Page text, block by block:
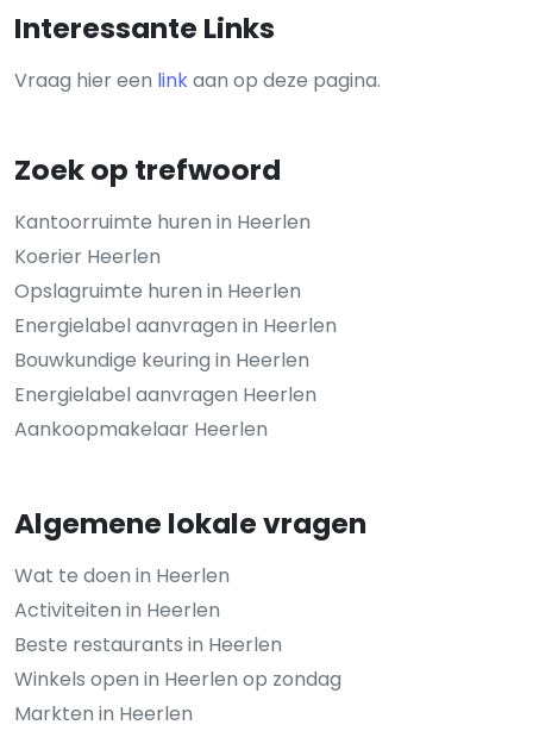
Interessante Links
Vraag hier een linkaan op deze pagina.
Zoek op trefwoord
Kantoorruimte huren in Heerlen
Koerier Heerlen
Opslagruimte huren in Heerlen
Energielabel aanvragen in Heerlen
Bouwkundige keuring in Heerlen
Energielabel aanvragen Heerlen
Aankoopmakelaar Heerlen
Algemene lokale vragen
Wat te doen in Heerlen
Activiteiten in Heerlen
Beste restaurants in Heerlen
Winkels open in Heerlen op zondag
Markten in Heerlen